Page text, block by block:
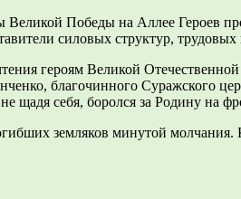
Великой Победы на Аллее Героев
силовых структур,
героям Великой
благочинного Суражского
щадя себя, боролся за Родину на
земляков минутой